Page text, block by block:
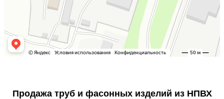
Продажа труб и фасонных изделий из НПВХ